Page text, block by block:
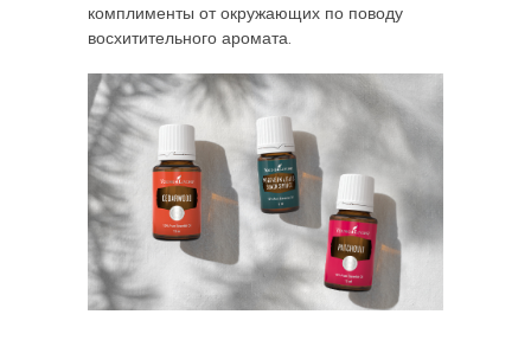
комплименты от окружающих по поводу
восхитительного аромата.